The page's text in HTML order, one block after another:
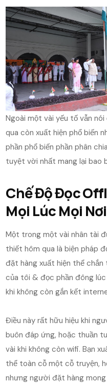
Ngoài một vài yếu tố vẫn
qua còn xuất hiện phổ biến
phần phổ biến phần phân
tuyệt vời nhất mang lại bao
Chế Độ Đọc
Mọi Lúc Mọi Nơi
Một trong một vài nhân tài
thiết hôm qua là biện pháp
đặt hàng xuất hiện thể
của tôi & đọc phần đông
khi không còn gắn kết
Điều này rất hữu hiệu khi
buôn đáp ứng, hoặc thuần
vài khi không còn wifi. Bạn
thể toàn cỗ một cỗ truyện,
nhưng người đặt hàng